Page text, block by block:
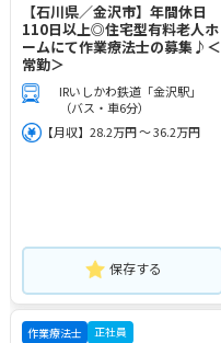
【石川県／金沢市】年間休日
110日以上◎住宅型有料老人ホ
ームにて作業療法士の募集♪＜
常勤＞
IRいしかわ鉄道「金沢駅」
（バス・車6分）
【月収】28.2万円 ～ 36.2万円
保存する
作業療法士 正社員